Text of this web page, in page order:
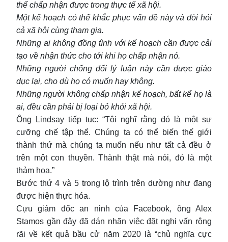
thể chấp nhận được trong thực tế xã hội.
Một kế hoạch có thể khắc phục vấn đề này và đòi hỏi
cả xã hội cùng tham gia.
Những ai không đồng tình với kế hoạch cần được cải
tạo về nhận thức cho tới khi họ chấp nhận nó.
Những người chống đối lý luận này cần được giáo
dục lại, cho dù họ có muốn hay không.
Những người không chấp nhận kế hoạch, bất kể họ là
ai, đều cần phải bị loại bỏ khỏi xã hội.
Ông Lindsay tiếp tục: “Tôi nghĩ rằng đó là một sự
cưỡng chế tập thể. Chúng ta có thể biến thế giới
thành thứ mà chúng ta muốn nếu như tất cả đều ở
trên một con thuyền. Thành thật mà nói, đó là một
thảm họa.”
Bước thứ 4 và 5 trong lộ trình trên dường như đang
được hiện thực hóa.
Cựu giám đốc an ninh của Facebook, ông Alex
Stamos gần đây đã dán nhãn việc đặt nghi vấn rộng
rãi về kết quả bầu cử năm 2020 là “chủ nghĩa cực